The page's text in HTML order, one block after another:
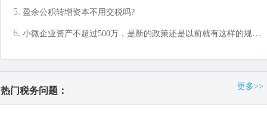
盈余公积转增资本不用交税吗?
小微企业资产不超过500万，是新的政策还是以前就有这样的规定？
热门税务问题： 更多>>